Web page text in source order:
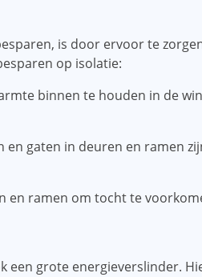
is door ervoor te
op isolatie:
binnen te houden in de
en gaten in deuren en ramen
en ramen om tocht te
een grote energieverslinder.